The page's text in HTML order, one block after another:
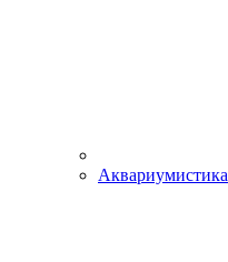
Аквариумистика